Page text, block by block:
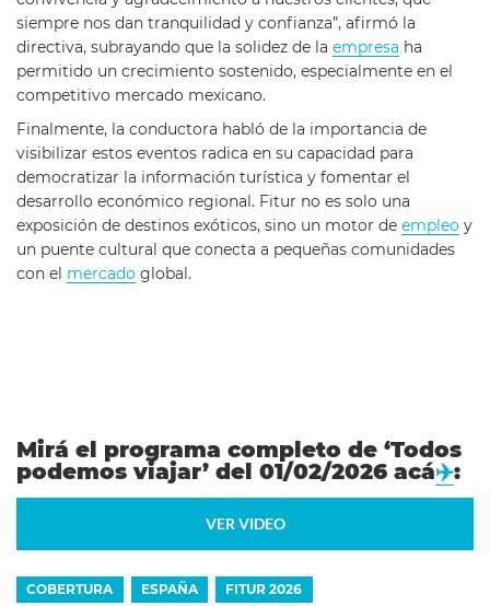
siempre nos dan tranquilidad y confianza”, afirmó la
directiva, subrayando que la solidez de la empresa ha
permitido un crecimiento sostenido, especialmente en el
competitivo mercado mexicano.
Finalmente, la conductora habló de la importancia de
visibilizar estos eventos radica en su capacidad para
democratizar la información turística y fomentar el
desarrollo económico regional. Fitur no es solo una
exposición de destinos exóticos, sino un motor de empleo y
un puente cultural que conecta a pequeñas comunidades
con el mercado global.
Mirá el programa completo de ‘Todos
podemos viajar’ del 01/02/2026 acá✈️:
VER VIDEO
COBERTURA ESPAÑA FITUR 2026